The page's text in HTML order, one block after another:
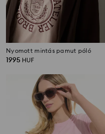
Nyomott mintás pamut póló
1995 HUF